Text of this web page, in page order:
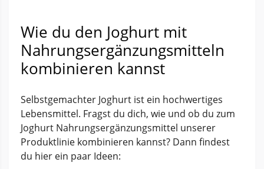
Wie du den Joghurt mit
Nahrungsergän­zungsmitteln
kombinieren kannst
Selbstgemachter Joghurt ist ein hochwertiges
Lebensmittel. Fragst du dich, wie und ob du zum
Joghurt Nahrungsergänzungsmittel unserer
Produktlinie kombinieren kannst? Dann findest
du hier ein paar Ideen: